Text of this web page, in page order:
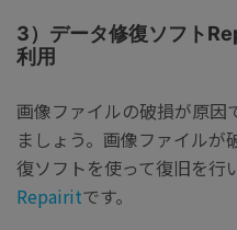
3）データ修復ソフト
利用
画像ファイルの破損が原因
ましょう。画像ファイル
復ソフトを使って復旧を行
Repairitです。